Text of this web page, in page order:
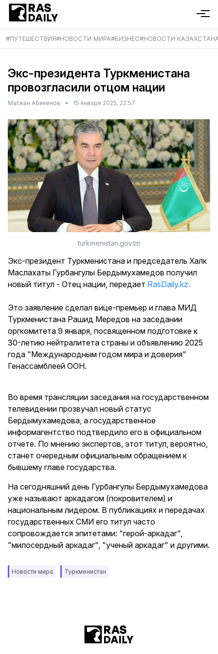
#ПУТЕШЕСТВИЯ#НОВОСТИ МИРА#БИЗНЕС#НОВОСТИ
Экс-президента Туркменистана
провозгласили отцом нации
Магжан Абикенов • 15 января 2025, 22:57
turkmenistan.gov.tm
Экс-президент Туркменистана и председатель Халк
Маслахаты Гурбангулы Бердымухамедов получил
новый титул - Отец нации, передает RasDaily.kz.
Это заявление сделал вице-премьер и глава МИД
Туркменистана Рашид Мередов на заседании
оргкомитета 9 января, посвященном подготовке к
30-летию нейтралитета страны и объявлению 2025
года "Международным годом мира и доверия"
Генассамблеей ООН.
Во время трансляции заседания на государственном
телевидении прозвучал новый статус
Бердымухамедова, а государственное
информагентство подтвердило его в официальном
отчете. По мнению экспертов, этот титул, вероятно,
станет очередным официальным обращением к
бывшему главе государства.
На сегодняшний день Гурбангулы Бердымухамедова
уже называют аркадагом (покровителем) и
национальным лидером. В публикациях и передачах
государственных СМИ его титул часто
сопровождается эпитетами: "герой-аркадаг",
"милосердный аркадаг", "ученый аркадаг" и другими.
Новости мира Туркменистан